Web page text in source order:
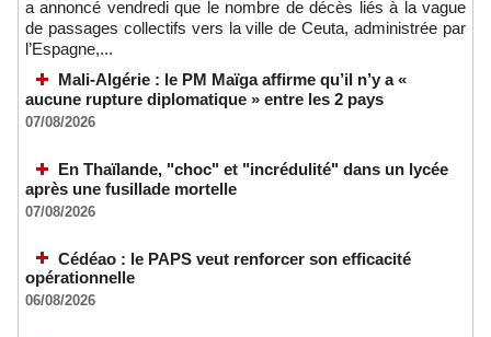
a annoncé vendredi que le nombre de décès liés à la vague
de passages collectifs vers la ville de Ceuta, administrée par
l’Espagne,...
Mali-Algérie : le PM Maïga affirme qu’il n’y a «
aucune rupture diplomatique » entre les 2 pays
07/08/2026
En Thaïlande, "choc" et "incrédulité" dans un lycée
après une fusillade mortelle
07/08/2026
Cédéao : le PAPS veut renforcer son efficacité
opérationnelle
06/08/2026